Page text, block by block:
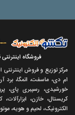
فروشگاه
مرکز توزیع و فروش
ام دی، ماسفت، اتمگا، برد
خورشیدی، رسپبری پای،
کریستال، خازن،
الکترونیک، لحیم و هویه،